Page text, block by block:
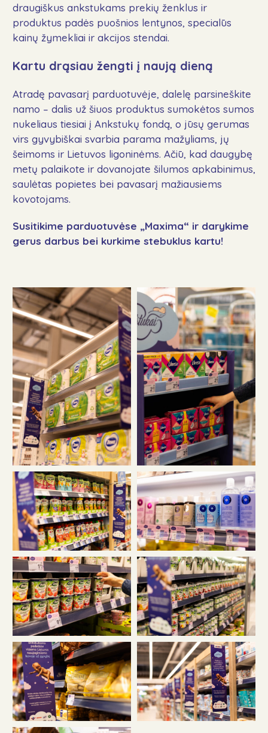
draugiškus ankstukams prekių ženklus ir
produktus padės puošnios lentynos, specialūs
kainų žymekliai ir akcijos stendai.
Kartu drąsiau žengti į naują dieną
Atradę pavasarį parduotuvėje, dalelę parsineškite
namo – dalis už šiuos produktus sumokėtos sumos
nukeliaus tiesiai į Ankstukų fondą, o jūsų gerumas
virs gyvybiškai svarbia parama mažyliams, jų
šeimoms ir Lietuvos ligoninėms. Ačiū, kad daugybę
metų palaikote ir dovanojate šilumos apkabinimus,
saulėtas popietes bei pavasarį mažiausiems
kovotojams.
Susitikime parduotuvėse „Maxima“ ir darykime
gerus darbus bei kurkime stebuklus kartu!